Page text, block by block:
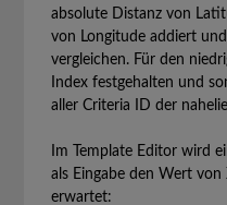
absolute Distanz von
von Longitude addiert
vergleichen. Für den
Index festgehalten und
aller Criteria ID der
Im Template Editor wird
als Eingabe den Wert
erwartet: